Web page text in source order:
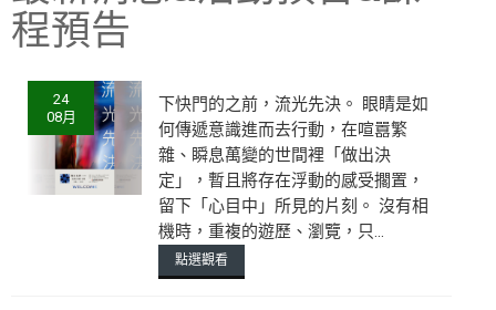
程預告
24
08月
下快門的之前，流光先決。 眼睛是如
何傳遞意識進而去行動，在喧囂繁
雜、瞬息萬變的世間裡「做出決
定」，暫且將存在浮動的感受擱置，
留下「心目中」所見的片刻。 沒有相
機時，重複的遊歷、瀏覽，只...
點選觀看